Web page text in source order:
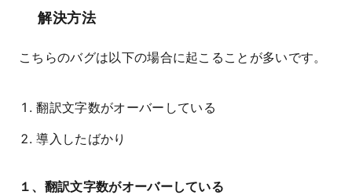
解決方法
こちらのバグは以下の場合に起こることが多いです。
翻訳文字数がオーバーしている
導入したばかり
１、翻訳文字数がオーバーしている